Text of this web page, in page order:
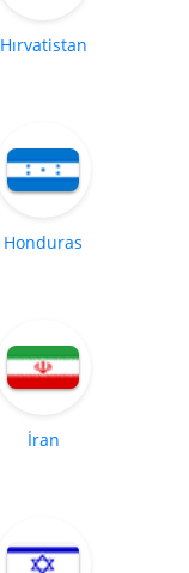
Hırvatistan
Honduras
İran